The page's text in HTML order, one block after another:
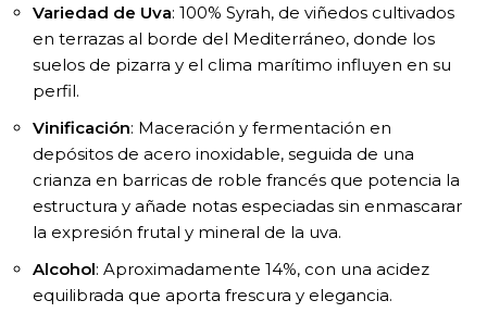
Variedad de Uva: 100% Syrah, de viñedos cultivados
en terrazas al borde del Mediterráneo, donde los
suelos de pizarra y el clima marítimo influyen en su
perfil.
Vinificación: Maceración y fermentación en
depósitos de acero inoxidable, seguida de una
crianza en barricas de roble francés que potencia la
estructura y añade notas especiadas sin enmascarar
la expresión frutal y mineral de la uva.
Alcohol: Aproximadamente 14%, con una acidez
equilibrada que aporta frescura y elegancia.